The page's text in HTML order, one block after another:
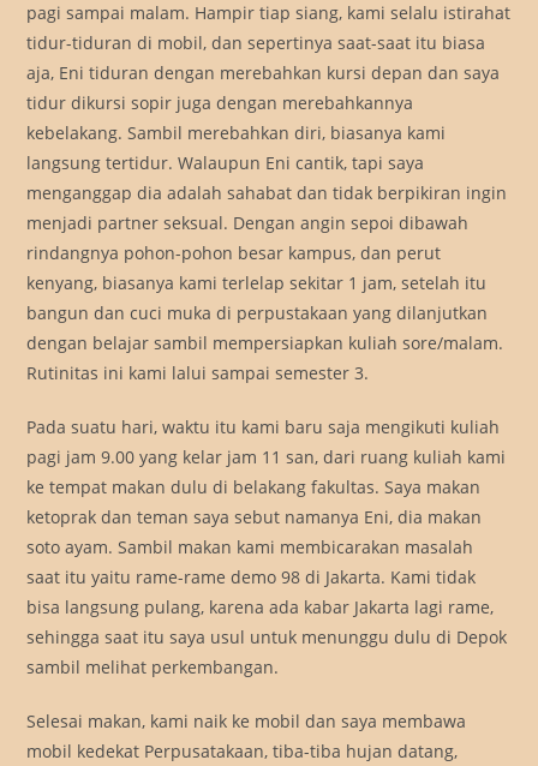
pagi sampai malam. Hampir tiap siang, kami selalu istirahat
tidur-tiduran di mobil, dan sepertinya saat-saat itu biasa
aja, Eni tiduran dengan merebahkan kursi depan dan saya
tidur dikursi sopir juga dengan merebahkannya
kebelakang. Sambil merebahkan diri, biasanya kami
langsung tertidur. Walaupun Eni cantik, tapi saya
menganggap dia adalah sahabat dan tidak berpikiran ingin
menjadi partner seksual. Dengan angin sepoi dibawah
rindangnya pohon-pohon besar kampus, dan perut
kenyang, biasanya kami terlelap sekitar 1 jam, setelah itu
bangun dan cuci muka di perpustakaan yang dilanjutkan
dengan belajar sambil mempersiapkan kuliah sore/malam.
Rutinitas ini kami lalui sampai semester 3.
Pada suatu hari, waktu itu kami baru saja mengikuti kuliah
pagi jam 9.00 yang kelar jam 11 san, dari ruang kuliah kami
ke tempat makan dulu di belakang fakultas. Saya makan
ketoprak dan teman saya sebut namanya Eni, dia makan
soto ayam. Sambil makan kami membicarakan masalah
saat itu yaitu rame-rame demo 98 di Jakarta. Kami tidak
bisa langsung pulang, karena ada kabar Jakarta lagi rame,
sehingga saat itu saya usul untuk menunggu dulu di Depok
sambil melihat perkembangan.
Selesai makan, kami naik ke mobil dan saya membawa
mobil kedekat Perpusatakaan, tiba-tiba hujan datang,